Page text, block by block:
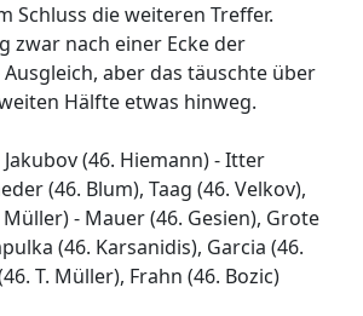
Schluss die weiteren Treffer.
zwar nach einer Ecke der
aber das täuschte über
Hälfte etwas hinweg.
Jakubov (46. Hiemann) - Itter
(46. Blum), Taag (46. Velkov),
- Mauer (46. Gesien), Grote
(46. Karsanidis), Garcia (46.
T. Müller), Frahn (46. Bozic)